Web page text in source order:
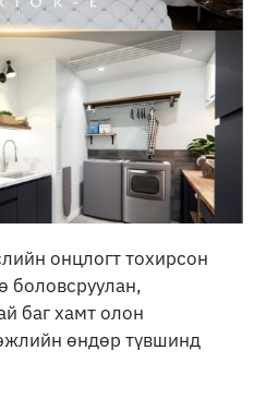
онцлогт тохирсон
боловсруулан,
баг хамт олон
өндөр түвшинд